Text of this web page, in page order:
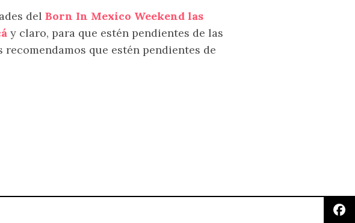
del Born In Mexico Weekend las
y claro, para que estén pendientes de las
que estén pendientes de